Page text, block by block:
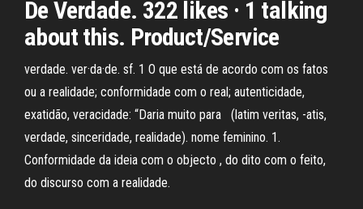
De Verdade. 322 likes · 1 talking
about this. Product/Service
verdade. ver·da·de. sf. 1 O que está de acordo com os fatos
ou a realidade; conformidade com o real; autenticidade,
exatidão, veracidade: “Daria muito para (latim veritas, -atis,
verdade, sinceridade, realidade). nome feminino. 1.
Conformidade da ideia com o objecto , do dito com o feito,
do discurso com a realidade.